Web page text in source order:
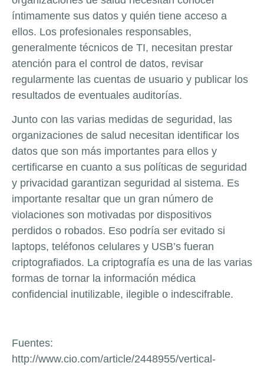
íntimamente sus datos y quién tiene acceso a
ellos. Los profesionales responsables,
generalmente técnicos de TI, necesitan prestar
atención para el control de datos, revisar
regularmente las cuentas de usuario y publicar los
resultados de eventuales auditorías.
Junto con las varias medidas de seguridad, las
organizaciones de salud necesitan identificar los
datos que son más importantes para ellos y
certificarse en cuanto a sus políticas de seguridad
y privacidad garantizan seguridad al sistema. Es
importante resaltar que un gran número de
violaciones son motivadas por dispositivos
perdidos o robados. Eso podría ser evitado si
laptops, teléfonos celulares y USB’s fueran
criptografiados. La criptografía es una de las varias
formas de tornar la información médica
confidencial inutilizable, ilegible o indescifrable.
Fuentes:
http://www.cio.com/article/2448955/vertical-